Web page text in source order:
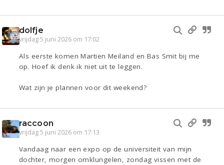
dolfje
vrijdag 5 juni 2026 om 17:02
Als eerste komen Martien Meiland en Bas Smit bij me
op. Hoef ik denk ik niet uit te leggen.
Wat zijn je plannen voor dit weekend?
raccoon
vrijdag 5 juni 2026 om 17:13
Vandaag naar een expo op de universiteit van mijn
dochter, morgen omklungelen, zondag vissen met de